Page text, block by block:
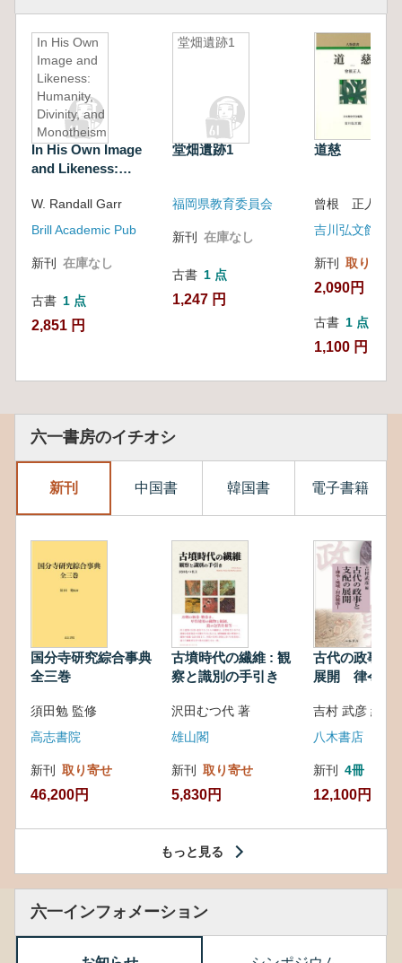
In His Own
Image and
Likeness:
Humanity,
Divinity, and
Monotheism
(Culture &
History of
Near East
In His Own Image
and Likeness:
and Monotheism
(Culture & History
East
W. Randall Garr
Brill Academic Pub
新刊 在庫なし
古書 1 点
2,851 円
堂畑遺跡1
堂畑遺跡1
福岡県教育委員会
新刊 在庫なし
古書 1 点
1,247 円
道慈
曾根 正人 著
吉川弘文館
新刊 取り寄せ
2,090円
古書 1 点
1,100 円
六一書房のイチオシ
新刊 中国書 韓国書 電子書籍
国分寺研究綜合事典
全三巻
須田勉 監修
高志書院
新刊 取り寄せ
46,200円
古墳時代の繊維 : 観
察と識別の手引き
沢田むつ代 著
雄山閣
新刊 取り寄せ
5,830円
古代の政事と
展開 律令・
吉村 武彦 編集
八木書店
新刊 4冊
12,100円
もっと見る
六一インフォメーション